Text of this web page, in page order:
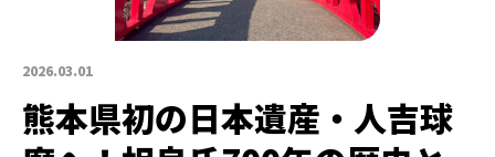
2026.03.01
熊本県初の日本遺産・人吉球